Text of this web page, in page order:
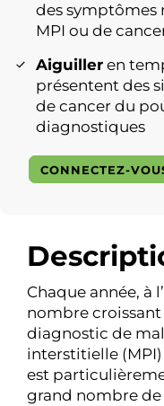
Chaque année, à
nombre
diagnostic de
interstitielle
est
grand nombre de
des symptômes
MPI ou de
Aiguiller en
présentent des
de cancer du
diagnostiques
CONNECTEZ-